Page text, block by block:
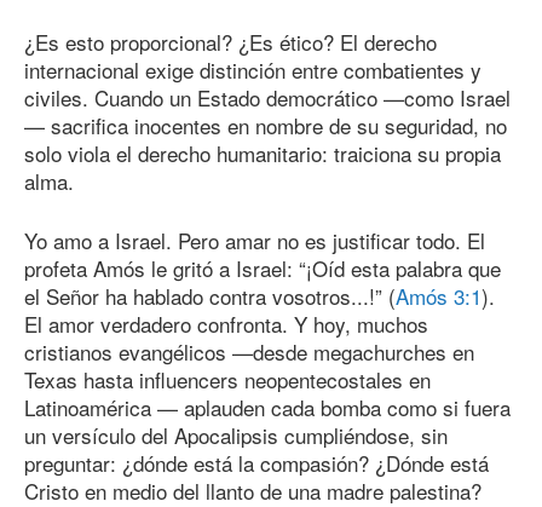
¿Es esto proporcional? ¿Es ético? El derecho
internacional exige distinción entre combatientes y
civiles. Cuando un Estado democrático —como Israel
— sacrifica inocentes en nombre de su seguridad, no
solo viola el derecho humanitario: traiciona su propia
alma.
Yo amo a Israel. Pero amar no es justificar todo. El
profeta Amós le gritó a Israel: “¡Oíd esta palabra que
el Señor ha hablado contra vosotros...!” (Amós 3:1).
El amor verdadero confronta. Y hoy, muchos
cristianos evangélicos —desde megachurches en
Texas hasta influencers neopentecostales en
Latinoamérica — aplauden cada bomba como si fuera
un versículo del Apocalipsis cumpliéndose, sin
preguntar: ¿dónde está la compasión? ¿Dónde está
Cristo en medio del llanto de una madre palestina?